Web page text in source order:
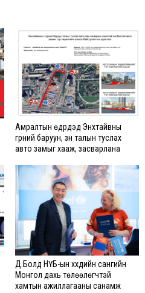
Амралтын өдрүүдэд Энхтайвны
гүүрний баруун, зүүн талын туслах
авто замыг хааж, засварлана
Д.Болд НҮБ-ын хүүхдийн сангийн
Монгол дахь төлөөлөгчтэй
хамтын ажиллагааны санамж